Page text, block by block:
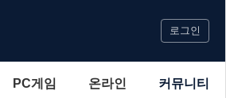
로그인
PC게임 온라인 커뮤니티